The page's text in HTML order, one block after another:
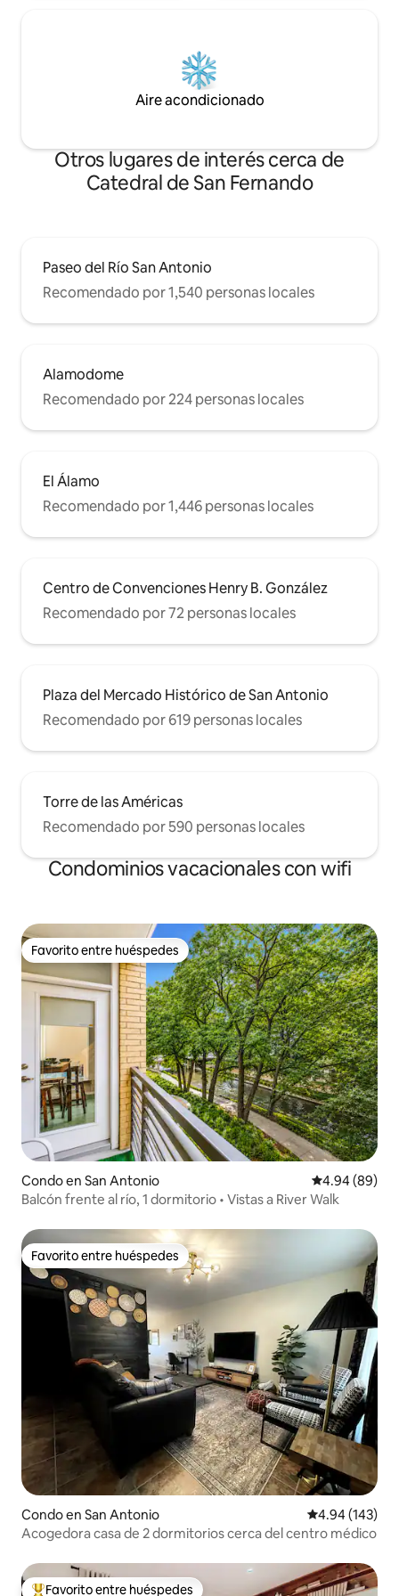
Aire acondicionado
Otros lugares de interés cerca de
Catedral de San Fernando
Paseo del Río San Antonio
Recomendado por 1,540 personas locales
Alamodome
Recomendado por 224 personas locales
El Álamo
Recomendado por 1,446 personas locales
Centro de Convenciones Henry B. González
Recomendado por 72 personas locales
Plaza del Mercado Histórico de San Antonio
Recomendado por 619 personas locales
Torre de las Américas
Recomendado por 590 personas locales
Condominios vacacionales con wifi
Favorito entre huéspedes
Favorito entre huéspedes
Condo en San Antonio Calificación
4.94 (89)
Balcón frente al río, 1 dormitorio • Vistas a River Walk
Favorito entre huéspedes
Favorito entre huéspedes
Condo en San Antonio Calificación
4.94 (143)
Acogedora casa de 2 dormitorios cerca del centro médico
Favorito entre huéspedes